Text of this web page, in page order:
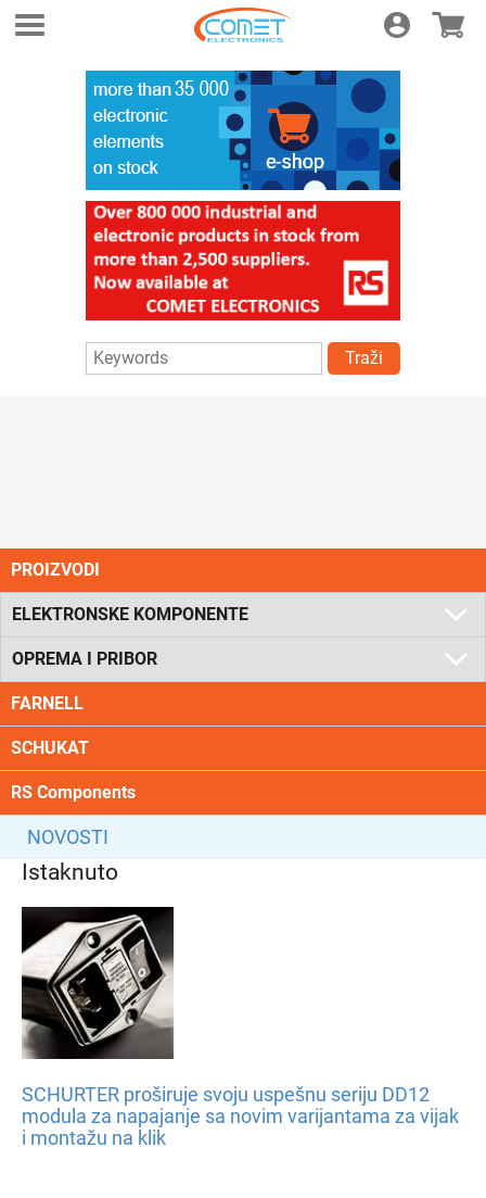
Login E-shop
Traži
PROIZVODI
ELEKTRONSKE KOMPONENTE
OPREMA I PRIBOR
FARNELL
SCHUKAT
RS Components
NOVOSTI
Istaknuto
SCHURTER proširuje svoju uspešnu seriju DD12
modula za napajanje sa novim varijantama za vijak
i montažu na klik